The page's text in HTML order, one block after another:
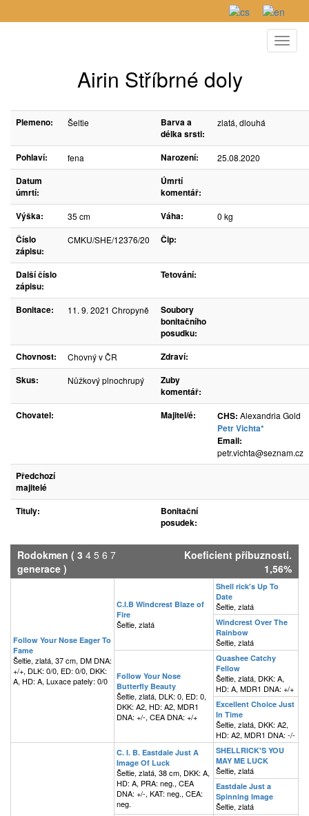
Airin Stříbrné doly
Plemeno: Šeltie
Barva a
délka srsti:
zlatá, dlouhá
Pohlaví: fena Narození: 25.08.2020
Datum
úmrtí:
Úmrtí
komentář:
Výška:
35 cm Váha: 0 kg
Číslo
zápisu:
CMKU/SHE/12376/20 Čip:
Další číslo
zápisu:
Tetování:
Bonitace: 11. 9. 2021 Chropyně
Soubory
bonitačního
posudku:
Chovnost:
Chovný v ČR
Zdraví:
Skus:
Nůžkový plnochrupý
Zuby
komentář:
Chovatel:
Majitel/é: CHS: Alexandria Gold
Petr Vichta*
Email:
petr.vichta@seznam.cz
Předchozí
majitelé
Tituly:
Bonitační
posudek:
Rodokmen ( 3 4 5 6 7
generace )
Koeficient příbuznosti.
1,56%
Follow Your Nose Eager To
Fame
Šeltie, zlatá, 37 cm, DM DNA:
+/+, DLK: 0/0, ED: 0/0, DKK:
A, HD: A, Luxace pately: 0/0
C.I.B Windcrest Blaze of
Fire
Šeltie, zlatá
Shell rick's Up To
Date
Šeltie, zlatá
Windcrest Over The
Rainbow
Šeltie, zlatá
Follow Your Nose
Butterfly Beauty
Šeltie, zlatá, DLK: 0, ED: 0,
DKK: A2, HD: A2, MDR1
DNA: +/-, CEA DNA: +/+
Quashee Catchy
Fellow
Šeltie, zlatá, DKK: A,
HD: A, MDR1 DNA: +/+
Excellent Choice Just
In Time
Šeltie, zlatá, DKK: A2,
HD: A2, MDR1 DNA: -/-
C. I. B. Eastdale Just A
Image Of Luck
Šeltie, zlatá, 38 cm, DKK: A,
HD: A, PRA: neg., CEA
DNA: +/-, KAT: neg., CEA:
neg.
SHELLRICK'S YOU
MAY ME LUCK
Šeltie, zlatá
Eastdale Just a
Spinning Image
Šeltie, zlatá